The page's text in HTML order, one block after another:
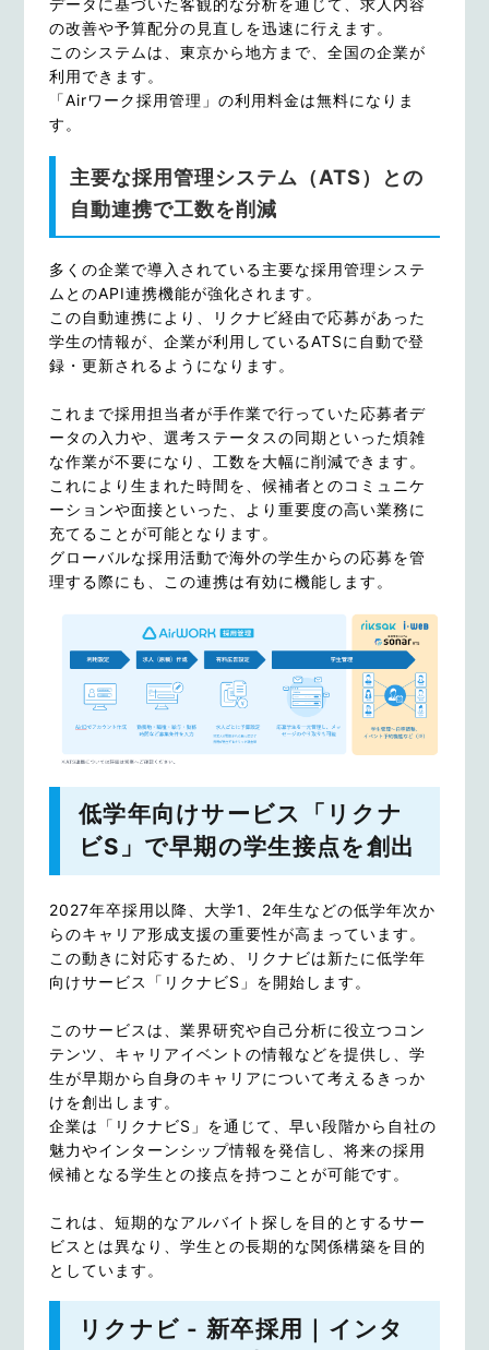
データに基づいた客観的な分析を通じて、求人内容
の改善や予算配分の見直しを迅速に行えます。
このシステムは、東京から地方まで、全国の企業が
利用できます。
「Airワーク採用管理」の利用料金は無料になりま
す。
主要な採用管理システム（ATS）との
自動連携で工数を削減
多くの企業で導入されている主要な採用管理システ
ムとのAPI連携機能が強化されます。
この自動連携により、リクナビ経由で応募があった
学生の情報が、企業が利用しているATSに自動で登
録・更新されるようになります。
これまで採用担当者が手作業で行っていた応募者デ
ータの入力や、選考ステータスの同期といった煩雑
な作業が不要になり、工数を大幅に削減できます。
これにより生まれた時間を、候補者とのコミュニケ
ーションや面接といった、より重要度の高い業務に
充てることが可能となります。
グローバルな採用活動で海外の学生からの応募を管
理する際にも、この連携は有効に機能します。
低学年向けサービス「リクナ
ビS」で早期の学生接点を創出
2027年卒採用以降、大学1、2年生などの低学年次か
らのキャリア形成支援の重要性が高まっています。
この動きに対応するため、リクナビは新たに低学年
向けサービス「リクナビS」を開始します。
このサービスは、業界研究や自己分析に役立つコン
テンツ、キャリアイベントの情報などを提供し、学
生が早期から自身のキャリアについて考えるきっか
けを創出します。
企業は「リクナビS」を通じて、早い段階から自社の
魅力やインターンシップ情報を発信し、将来の採用
候補となる学生との接点を持つことが可能です。
これは、短期的なアルバイト探しを目的とするサー
ビスとは異なり、学生との長期的な関係構築を目的
としています。
リクナビ - 新卒採用｜インタ